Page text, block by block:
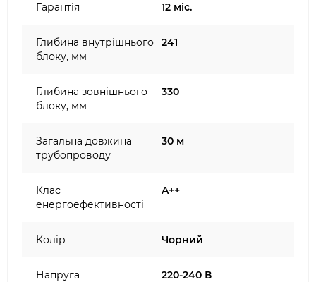
Гарантія 12 міс.
Глибина внутрішнього
блоку, мм
241
Глибина зовнішнього
блоку, мм
330
Загальна довжина
трубопроводу
30 м
Клас
енергоефективності
A++
Колір Чорний
Напруга 220-240 В